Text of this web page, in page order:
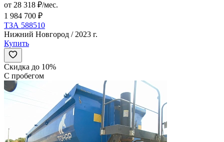
от 28 318 ₽/мес.
1 984 700 ₽
ТЗА 588510
Нижний Новгород / 2023 г.
Купить
Скидка до 10%
С пробегом